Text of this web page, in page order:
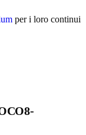
per i loro continui